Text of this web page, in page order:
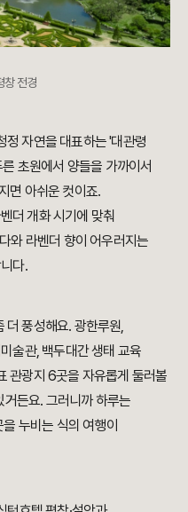
창 전경
정 자연을 대표하는 '대관령
초원에서 양들을 가까이서
면 아쉬운 컷이죠.
더 개화 시기에 맞춰
와 라벤더 향이 어우러지는
다.
더 풍성해요. 광한루원,
술관, 백두대간 생태 교육
관광지 6곳을 자유롭게 둘러볼
든요. 그러니까 하루는
누비는 식의 여행이